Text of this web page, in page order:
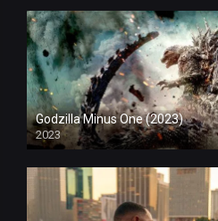
Godzilla Minus One (2023)
2023